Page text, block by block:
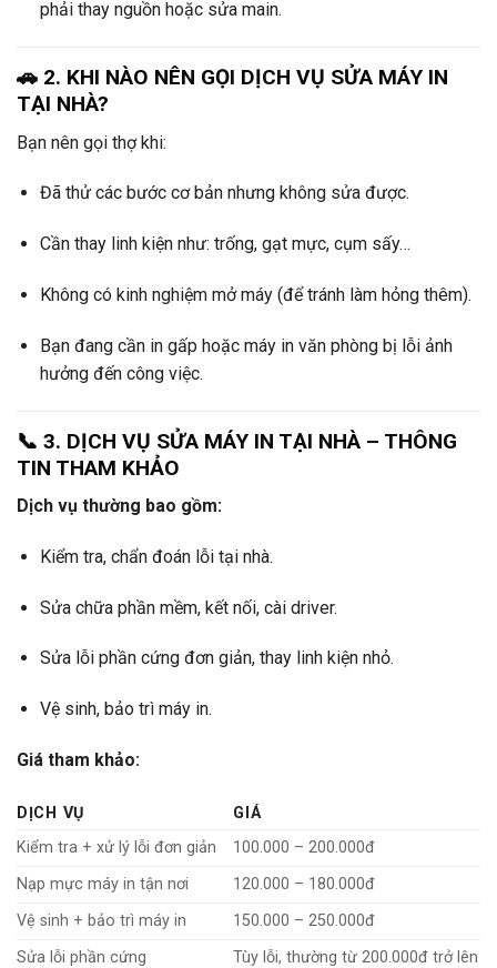
phải thay nguồn hoặc sửa main.
🚗 2. KHI NÀO NÊN GỌI DỊCH VỤ SỬA MÁY IN
TẠI NHÀ?
Bạn nên gọi thợ khi:
Đã thử các bước cơ bản nhưng không sửa được.
Cần thay linh kiện như: trống, gạt mực, cụm sấy…
Không có kinh nghiệm mở máy (để tránh làm hỏng thêm).
Bạn đang cần in gấp hoặc máy in văn phòng bị lỗi ảnh
hưởng đến công việc.
📞 3. DỊCH VỤ SỬA MÁY IN TẠI NHÀ – THÔNG
TIN THAM KHẢO
Dịch vụ thường bao gồm:
Kiểm tra, chẩn đoán lỗi tại nhà.
Sửa chữa phần mềm, kết nối, cài driver.
Sửa lỗi phần cứng đơn giản, thay linh kiện nhỏ.
Vệ sinh, bảo trì máy in.
Giá tham khảo:
DỊCH VỤ
GIÁ
Kiểm tra + xử lý lỗi đơn giản
100.000 – 200.000đ
Nạp mực máy in tận nơi
120.000 – 180.000đ
Vệ sinh + bảo trì máy in
150.000 – 250.000đ
Sửa lỗi phần cứng
Tùy lỗi, thường từ 200.000đ trở lên